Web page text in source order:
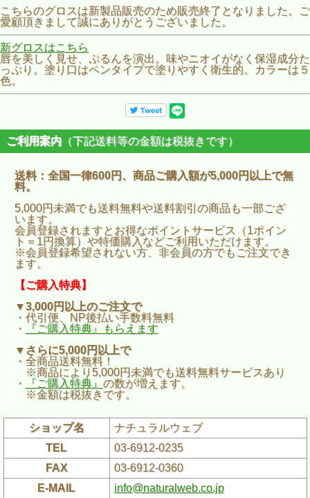
こちらのグロスは新製品販売のため販売終了となりました。ご
愛顧頂きまして誠にありがとうございました。
新グロスはこちら
唇を美しく見せ、ぷるんを演出。味やニオイがなく保湿成分た
っぷり。塗り口はペンタイプで塗りやすく衛生的。カラーは５
色。
ご利用案内 （下記送料等の金額は税抜きです）
送料：全国一律600円、商品ご購入額が5,000円以上で無
料。
5,000円未満でも送料無料や送料割引の商品も一部ござ
います。
会員登録されますとお得なポイントサービス（1ポイン
ト＝1円換算）や特価購入などご利用いただけます。
※会員登録希望されない方、非会員の方でもご注文でき
ます。
【ご購入特典】
▼3,000円以上のご注文で
・代引便、NP後払い手数料無料
・
『ご購入特典』もらえます
▼さらに5,000円以上で
・全商品送料無料！
※商品により5,000円未満でも送料無料サービスあり
・
『ご購入特典』 の数が増えます。
※金額は税抜きです。
ショップ名
ナチュラルウェブ
TEL
03-6912-0235
FAX
03-6912-0360
E-MAIL
info@naturalweb.co.jp